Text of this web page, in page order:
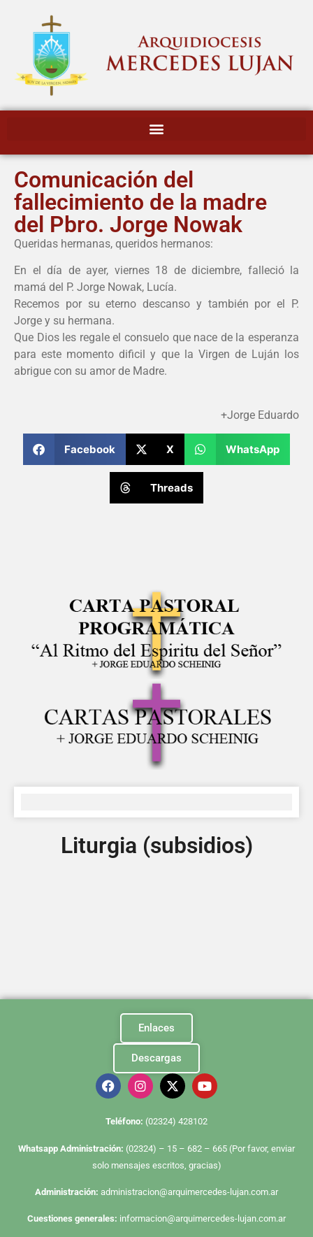
Comunicación del
fallecimiento de la madre
del Pbro. Jorge Nowak
Queridas hermanas, queridos hermanos:
En el día de ayer, viernes 18 de diciembre, falleció la
mamá del P. Jorge Nowak, Lucía.
Recemos por su eterno descanso y también por el P.
Jorge y su hermana.
Que Dios les regale el consuelo que nace de la esperanza
para este momento dificil y que la Virgen de Luján los
abrigue con su amor de Madre.
+Jorge Eduardo
Facebook X WhatsApp
Threads
Liturgia (subsidios)
Enlaces
Descargas
Te léfono: (02324) 428102
Whatsapp Administración: (02324) – 15 – 682 – 665 (Por favor, enviar
solo mensajes escritos, gracias)
Administración: administracion@arquimercedes-lujan.com.ar
Cuestiones generales: informacion@arquimercedes-lujan.com.ar